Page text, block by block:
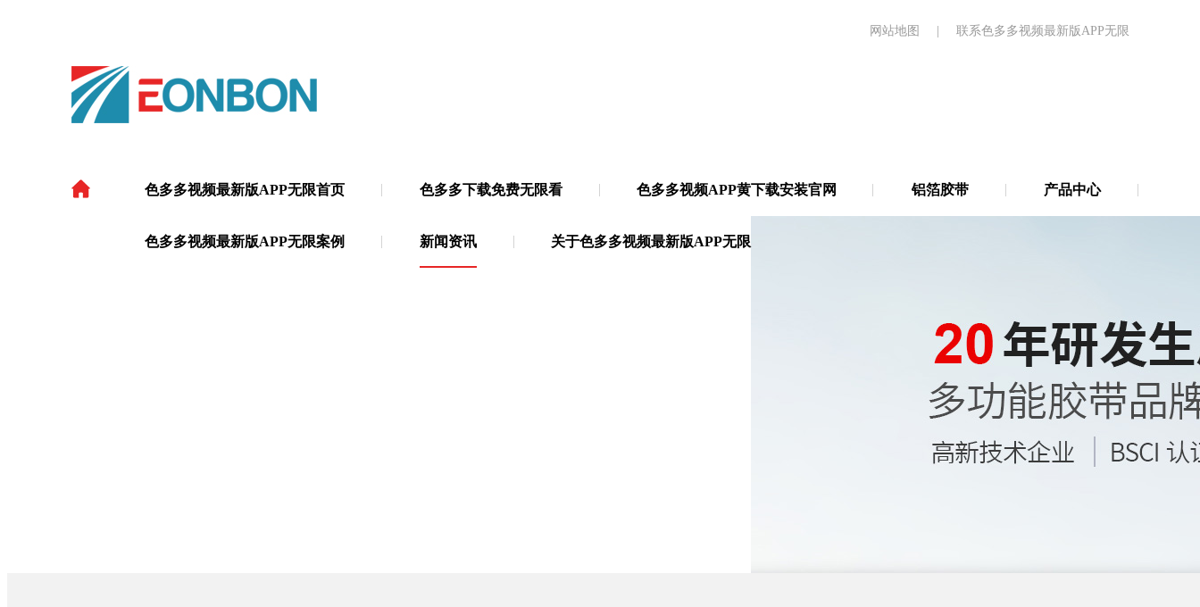
网站地图 联系色多多视频最新版APP无限
19年多功能胶带源头厂家
色多多视频最新版APP无限首页 色多多下载免费无限看 色多多视频APP黄下载安装官网 铝箔胶带 产品中心
色多多视频最新版APP无限案例 新闻资讯 关于色多多视频最新版APP无限